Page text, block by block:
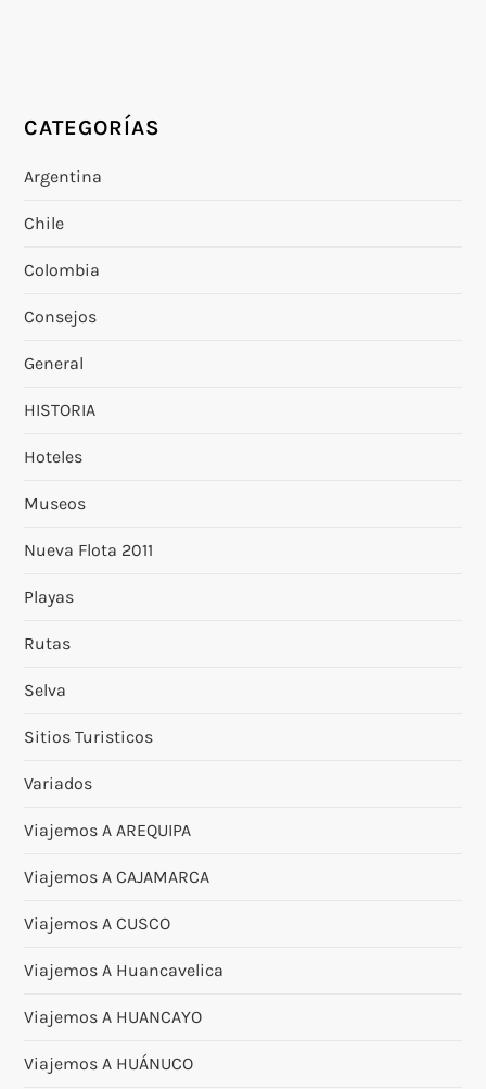
CATEGORÍAS
Argentina
Chile
Colombia
Consejos
General
HISTORIA
Hoteles
Museos
Nueva Flota 2011
Playas
Rutas
Selva
Sitios Turisticos
Variados
Viajemos A AREQUIPA
Viajemos A CAJAMARCA
Viajemos A CUSCO
Viajemos A Huancavelica
Viajemos A HUANCAYO
Viajemos A HUÁNUCO